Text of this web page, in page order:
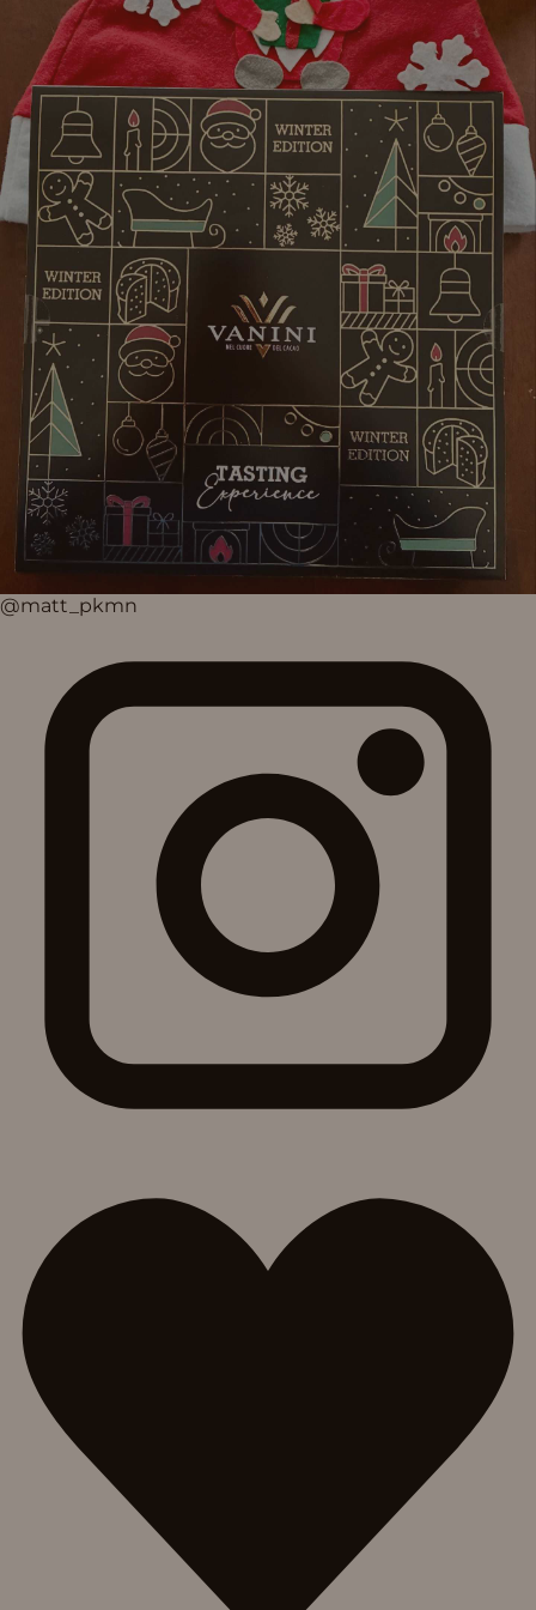
@matt_pkmn